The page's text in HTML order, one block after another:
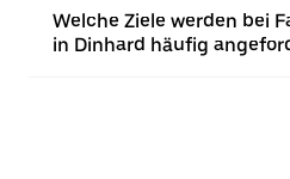
Welche Ziele werden bei
in Dinhard häufig